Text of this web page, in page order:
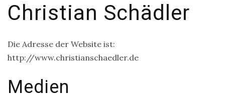
Christian Schädler
Die Adresse der Website ist:
http://www.christianschaedler.de
Medien